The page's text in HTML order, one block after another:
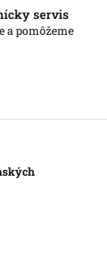
servis
a pomôžeme